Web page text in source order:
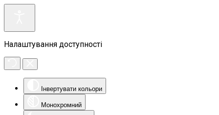
Налаштування доступності
Інвертувати кольори
Монохромний